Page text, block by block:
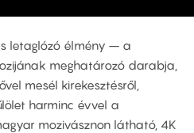
letaglózó élmény – a
meghatározó darabja,
mesél kirekesztésről,
harminc évvel a
mozivásznon látható, 4K